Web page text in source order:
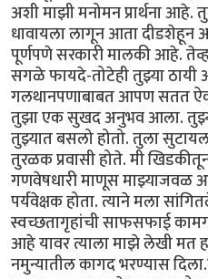
अशी माझी मनोमन प्रार्थना
धावायला लागून आता दीडशेहून
पूर्णपणे सरकारी मालकी आहे.
सगळे फायदे-तोटेही तुझ्या
गलथानपणाबाबत आपण सतत
तुझा एक सुखद अनुभव आला.
तुझ्यात बसलो होतो. तुला
तुरळक प्रवासी होते. मी
गणवेषधारी माणूस माझ्याजवळ
पर्यवेक्षक होता. त्याने मला
स्वच्छतागृहांची साफसफाई
आहे यावर त्याला माझे लेखी मत
नमुन्यातील कागद भरण्यास